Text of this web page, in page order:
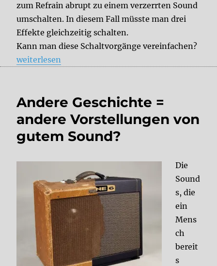
zum Refrain abrupt zu einem verzerrten Sound
umschalten. In diesem Fall müsste man drei
Effekte gleichzeitig schalten.
Kann man diese Schaltvorgänge vereinfachen?
„Effektpedal Switcher“
weiterlesen
Andere Geschichte =
andere Vorstellungen von
gutem Sound?
Die
Sound
s, die
ein
Mens
ch
bereit
s